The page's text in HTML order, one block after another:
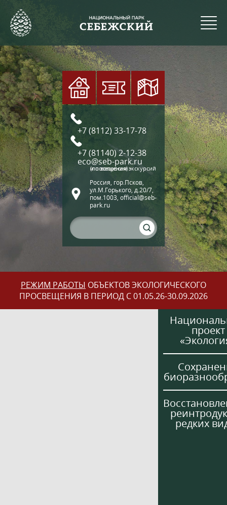
+7 (8112) 33-17-78
+7 (81140) 2-12-38
eco@seb-park.ru
(по вопросам экскурсий и посещения)
Россия, гор.Псков,
ул.М.Горького, д.20/7,
пом.1003, official@seb-
park.ru
РЕЖИМ РАБОТЫ ОБЪЕКТОВ ЭКОЛОГИЧЕСКОГО
ПРОСВЕЩЕНИЯ В ПЕРИОД С 01.05.26-30.09.2026
проект
редких